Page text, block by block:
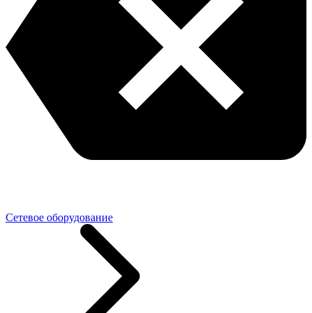
Сетевое оборудование